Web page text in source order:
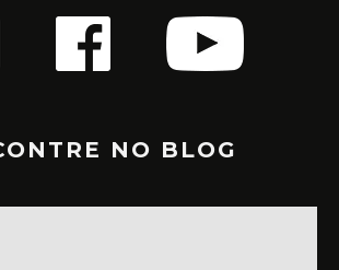
NO BLOG